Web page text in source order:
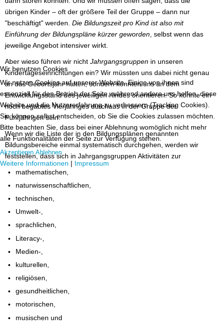
übrigen Kinder – oft der größere Teil der Gruppe – dann nur
"beschäftigt" werden. Die Bildungszeit pro Kind ist also mit
Einführung der Bildungspläne kürzer geworden , selbst wenn das
jeweilige Angebot intensiver wirkt.
Aber wieso führen wir nicht Jahrgangsgruppen in unseren
Kindertageseinrichtungen ein? Wir müssten uns dabei nicht genau
an das Geburtsjahr halten, sondern könnten uns an dem
Entwicklungsstand des jeweiligen Kindes orientieren. So könnte ein
hoch begabtes Vierjähriges durchaus in der Gruppe der
Fünfjährigen sein.
Wenn wir die Liste der in den Bildungsplänen genannten
Bildungsbereiche einmal systematisch durchgehen, werden wir
feststellen, dass sich in Jahrgangsgruppen Aktivitäten zur
mathematischen,
naturwissenschaftlichen,
technischen,
Umwelt-,
sprachlichen,
Literacy-,
Medien-,
kulturellen,
religiösen,
gesundheitlichen,
motorischen,
musischen und
Wir benutzen Cookies
Wir nutzen Cookies auf unserer Website. Einige von ihnen sind
essenziell für den Betrieb der Seite, während andere uns helfen, diese
Website und die Nutzererfahrung zu verbessern (Tracking Cookies).
Sie können selbst entscheiden, ob Sie die Cookies zulassen möchten.
Bitte beachten Sie, dass bei einer Ablehnung womöglich nicht mehr
alle Funktionalitäten der Seite zur Verfügung stehen.
Akzeptieren Ablehnen
Weitere Informationen | Impressum